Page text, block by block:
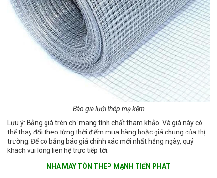
Báo giá lưới thép mạ kẽm
Lưu ý: Bảng giá trên chỉ mang tính chất tham khảo. Và giá này có
thể thay đổi theo từng thời điểm mua hàng hoặc giá chung của thị
trường. Để có bảng báo giá chính xác mới nhất hằng ngày, quý
khách vui lòng liên hệ trực tiếp tới:
NHÀ MÁY TÔN THÉP MẠNH TIẾN PHÁT